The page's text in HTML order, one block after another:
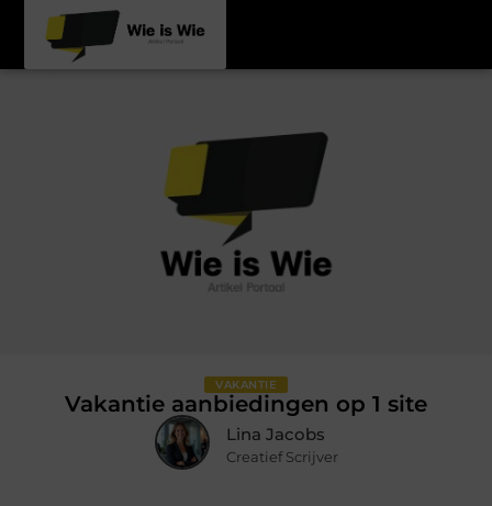
VAKANTIE
Vakantie aanbiedingen op 1 site
Lina Jacobs
Creatief Scrijver